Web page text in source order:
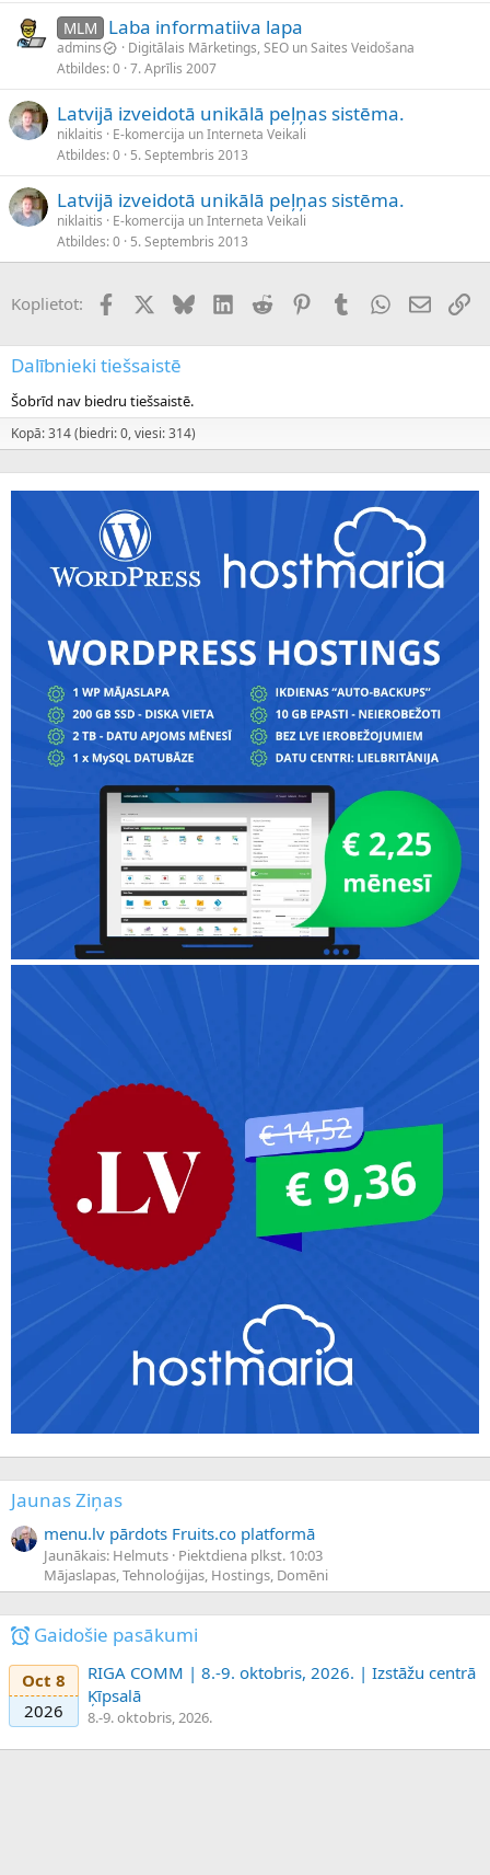
MLM Laba informatiiva lapa
admins
Digitālais Mārketings, SEO un Saites Veidošana
Atbildes 0 7. Aprīlis 2007
Latvijā izveidotā unikālā peļņas sistēma.
niklaitis
E-komercija un Interneta Veikali
Atbildes 0 5. Septembris 2013
Latvijā izveidotā unikālā peļņas sistēma.
niklaitis
E-komercija un Interneta Veikali
Atbildes 0 5. Septembris 2013
Koplietot: FacebookX (Twitter)
BlueskyLinkedInReddit PinterestTumblrWhatsApp
E-pasts
Dalībnieki tiešsaistē
Šobrīd nav biedru tiešsaistē.
Kopā: 314 (biedri: 0, viesi: 314)
Jaunas Ziņas
menu.lv pārdots Fruits.co platformā
Jaunākais: Helmuts Piektdiena plkst. 10:03
Mājaslapas, Tehnoloģijas, Hostings, Domēni
Gaidošie pasākumi
Oct 8
2026
RIGA COMM | 8.-9. oktobris, 2026. | Izstāžu centrā
Ķīpsalā
8.-9. oktobris, 2026.